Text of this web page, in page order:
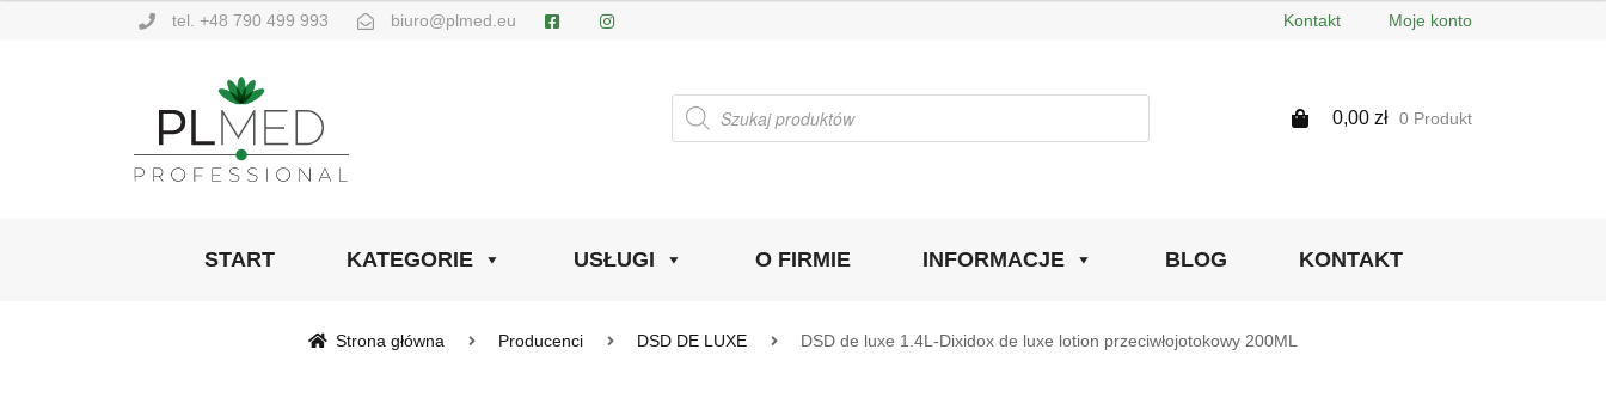
tel. +48 790 499 993 biuro@plmed.eu Kontakt Moje konto
Wyszukiwarka
produktów
0,00 zł 0 Produkt
START KATEGORIE USŁUGI O FIRMIE INFORMACJE BLOG KONTAKT
Strona główna Producenci DSD DE LUXE DSD de luxe 1.4L-Dixidox de luxe lotion przeciwłojotokowy 200ML
wynosiła:wynosi: